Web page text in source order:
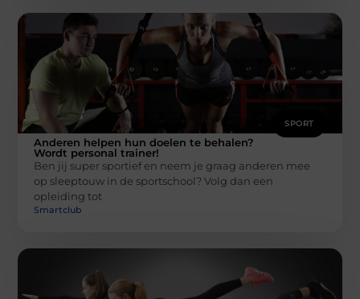
SPORT
Anderen helpen hun doelen te behalen?
Wordt personal trainer!
Ben jij super sportief en neem je graag anderen mee
op sleeptouw in de sportschool? Volg dan een
opleiding tot
Smartclub